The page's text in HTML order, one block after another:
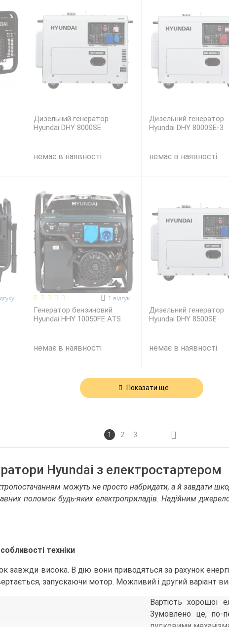
Дизельний генератор
Hyundai DHY 8000SE
немає в наявності
Дизельний генератор
Hyundai DHY 8000SE-3
немає в наявності
1 відгук
Генератор бензиновий
Hyundai HHY 10050FE ATS
немає в наявності
Дизельний генератор
Hyundai DHY 8500SE
немає в наявності
Показати ще
1 2 3
Hyundai з електростартером
можуть не просто набридати, а й завдати
поломок будь-яких електроприладів. Надійним
техніки
завжди висока. В дію вони приводяться за рахунок
запускаючи мотор. Можливий і другий варіант
Вартість хорошої
Зумовлено це, по-